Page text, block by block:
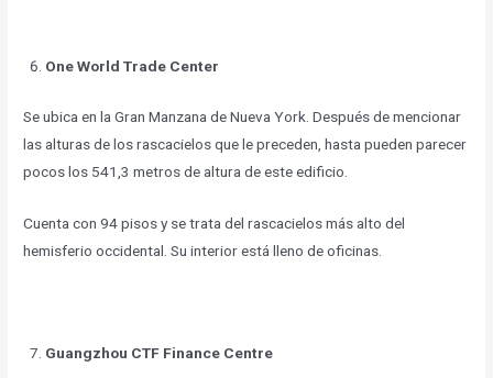
One World Trade Center
Se ubica en la Gran Manzana de Nueva York. Después de mencionar
las alturas de los rascacielos que le preceden, hasta pueden parecer
pocos los 541,3 metros de altura de este edificio.
Cuenta con 94 pisos y se trata del rascacielos más alto del
hemisferio occidental. Su interior está lleno de oficinas.
Guangzhou CTF Finance Centre